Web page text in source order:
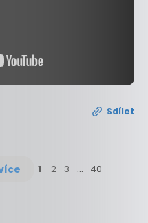
Sdílet
1 2 3 … 40